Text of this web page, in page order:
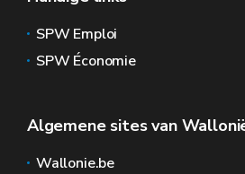
SPW Emploi
SPW Économie
Algemene sites van
Wallonie.be